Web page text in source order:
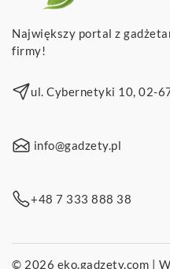
Największy portal z
firmy!
ul. Cybernetyki 10, 02-
info@gadzety.pl
+48 7 333 888 38
© 2026 eko.gadzety.com |